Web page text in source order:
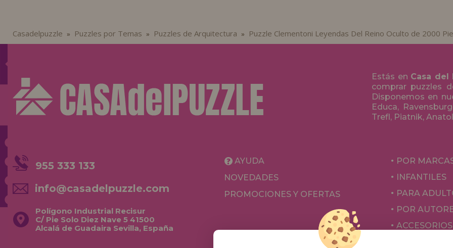
Casadelpuzzle » Puzzles por Temas » Puzzles de Arquitectura » Puzzle Clementoni Leyendas Del Reino Oculto de 2000
Estás en Casa del
comprar puzzles
Disponemos en
Educa,
Trefl, Piatnik,
955 333 133
info@casadelpuzzle.com
Polígono Industrial Recisur
C/ Pie Solo Diez Nave 5 41500
Alcalá de Guadaira Sevilla, España
AYUDA
NOVEDADES
PROMOCIONES Y OFERTAS
POR
INFANTILES
PARA
POR
ACCESORIOS
JUEGOS DE